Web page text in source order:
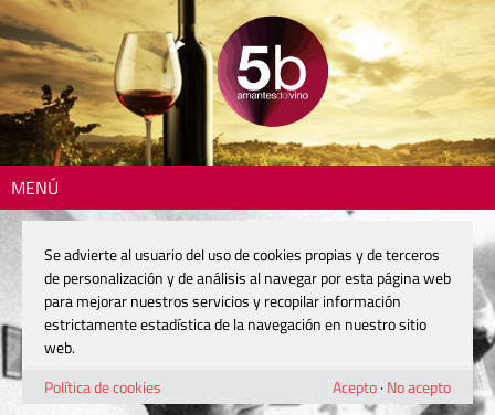
MENÚ
Se advierte al usuario del uso de cookies propias y de terceros
de personalización y de análisis al navegar por esta página web
para mejorar nuestros servicios y recopilar información
estrictamente estadística de la navegación en nuestro sitio
web.
Política de cookies
Acepto· No acepto